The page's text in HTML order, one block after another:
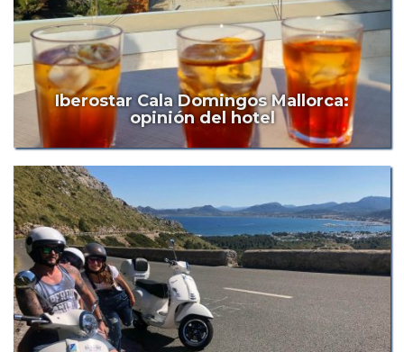
Iberostar Cala Domingos Mallorca:
opinión del hotel